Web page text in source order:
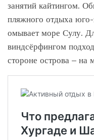
занятий кайтингом.
пляжного отдыха юго-
омывает море Сулу.
виндсёрфингом
стороне острова – на